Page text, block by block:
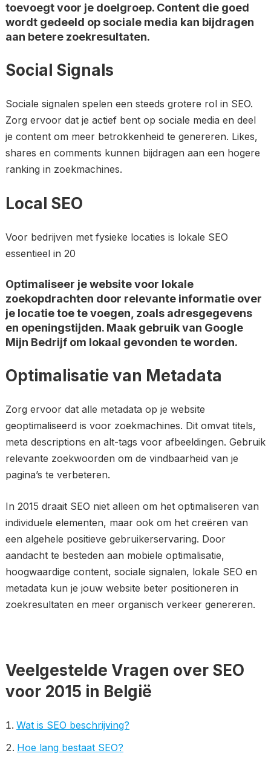
toevoegt voor je doelgroep. Content die goed
wordt gedeeld op sociale media kan bijdragen
aan betere zoekresultaten.
Social Signals
Sociale signalen spelen een steeds grotere rol in SEO.
Zorg ervoor dat je actief bent op sociale media en deel
je content om meer betrokkenheid te genereren. Likes,
shares en comments kunnen bijdragen aan een hogere
ranking in zoekmachines.
Local SEO
Voor bedrijven met fysieke locaties is lokale SEO
essentieel in 20
Optimaliseer je website voor lokale
zoekopdrachten door relevante informatie over
je locatie toe te voegen, zoals adresgegevens
en openingstijden. Maak gebruik van Google
Mijn Bedrijf om lokaal gevonden te worden.
Optimalisatie van Metadata
Zorg ervoor dat alle metadata op je website
geoptimaliseerd is voor zoekmachines. Dit omvat titels,
meta descriptions en alt-tags voor afbeeldingen. Gebruik
relevante zoekwoorden om de vindbaarheid van je
pagina’s te verbeteren.
In 2015 draait SEO niet alleen om het optimaliseren van
individuele elementen, maar ook om het creëren van
een algehele positieve gebruikerservaring. Door
aandacht te besteden aan mobiele optimalisatie,
hoogwaardige content, sociale signalen, lokale SEO en
metadata kun je jouw website beter positioneren in
zoekresultaten en meer organisch verkeer genereren.
Veelgestelde Vragen over SEO
voor 2015 in België
Wat is SEO beschrijving?
Hoe lang bestaat SEO?